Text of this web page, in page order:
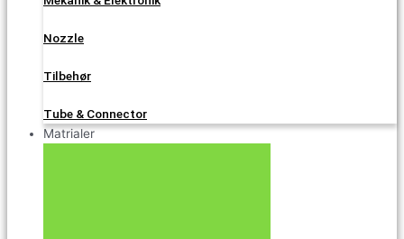
Nozzle
Tilbehør
Tube & Connector
Matrialer